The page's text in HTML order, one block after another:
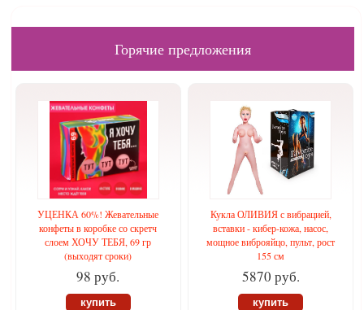
Горячие предложения
УЦЕНКА 60%! Жевательные
конфеты в коробке со скретч
слоем ХОЧУ ТЕБЯ, 69 гр
(выходят сроки)
98 руб.
купить
Кукла ОЛИВИЯ с вибрацией,
вставки - кибер-кожа, насос,
мощное виброяйцо, пульт, рост
155 см
5870 руб.
купить